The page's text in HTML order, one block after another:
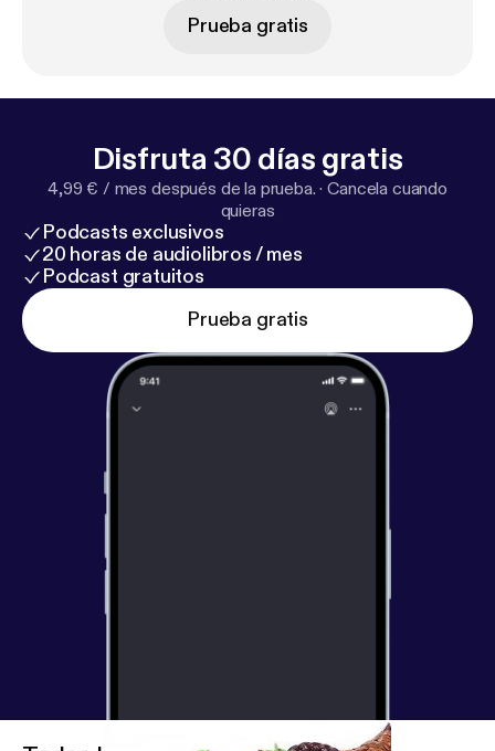
Prueba gratis
Disfruta 30 días gratis
4,99 € / mes después de la prueba. ·Cancela cuando
quieras
Podcasts exclusivos
20 horas de audiolibros / mes
Podcast gratuitos
Prueba gratis